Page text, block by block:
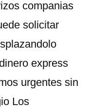
companias
solicitar
express
urgentes sin
Los